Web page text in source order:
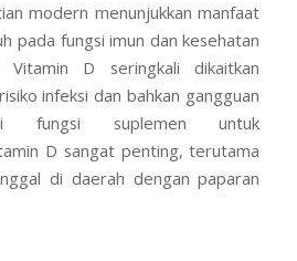
modern menunjukkan manfaat
pada fungsi imun dan kesehatan
Vitamin D seringkali dikaitkan
infeksi dan bahkan gangguan
fungsi suplemen untuk
D sangat penting, terutama
di daerah dengan paparan